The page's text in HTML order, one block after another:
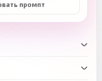
промпт